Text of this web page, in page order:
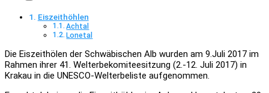
Eiszeithöhlen
Achtal
Lonetal
Die Eiszeithölen der Schwäbischen Alb wurden am 9.Juli 2017 im
Rahmen ihrer 41. Welterbekomiteesitzung (2.-12. Juli 2017) in
Krakau in die UNESCO-Welterbeliste aufgenommen.